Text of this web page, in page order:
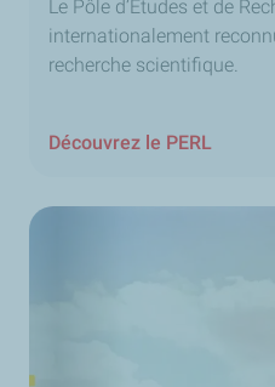
Le Pôle d’Études et de
internationalement
recherche scientifique.
Découvrez le PERL